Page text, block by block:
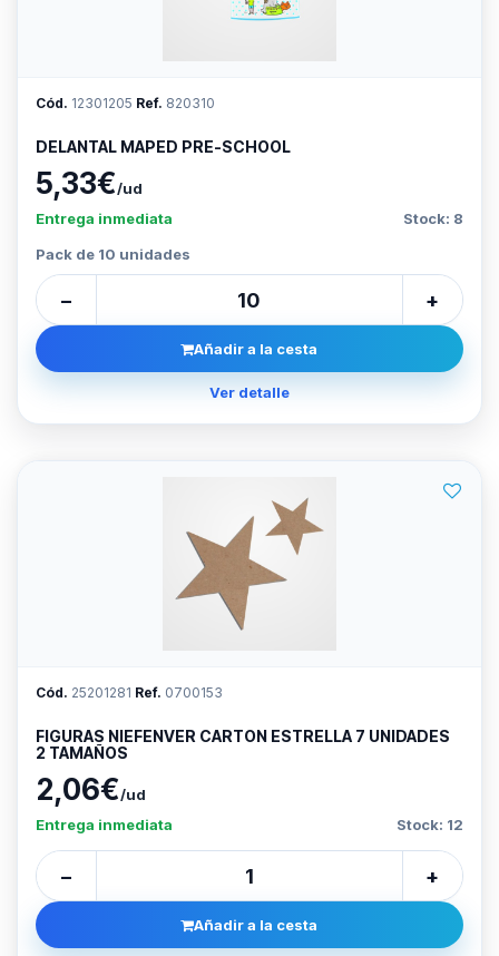
Cód. 12301205 Ref. 820310
DELANTAL MAPED PRE-SCHOOL
5,33€/ud
Entrega inmediata
Stock: 8
Pack de 10 unidades
− +
Añadir a la cesta
Ver detalle
Cód. 25201281 Ref. 0700153
FIGURAS NIEFENVER CARTON ESTRELLA 7 UNIDADES
2 TAMAÑOS
2,06€/ud
Entrega inmediata
Stock: 12
− +
Añadir a la cesta